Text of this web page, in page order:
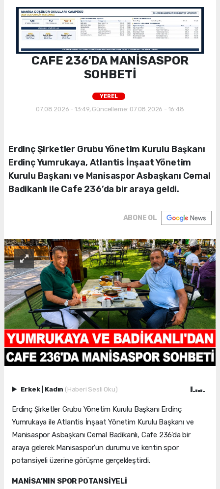
CAFE 236'DA MANİSASPOR
SOHBETİ
YEREL
07.08.2026 - 13:49, Güncelleme: 07.08.2026 - 16:48
Erdinç Şirketler Grubu Yönetim Kurulu Başkanı
Erdinç Yumrukaya, Atlantis İnşaat Yönetim
Kurulu Başkanı ve Manisaspor Asbaşkanı Cemal
Badikanlı ile Cafe 236’da bir araya geldi.
ABONE OL
Erkek Kadın (Haberi Sesli Oku)
Erdinç Şirketler Grubu Yönetim Kurulu Başkanı Erdinç
Yumrukaya ile Atlantis İnşaat Yönetim Kurulu Başkanı ve
Manisaspor Asbaşkanı Cemal Badikanlı, Cafe 236'da bir
araya gelerek Manisaspor'un durumu ve kentin spor
potansiyeli üzerine görüşme gerçekleştirdi.
MANİSA’NIN SPOR POTANSİYELİ